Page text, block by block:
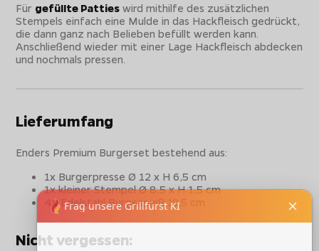
Für gefüllte Patties wird mithilfe des zusätzlichen
Stempels einfach eine Mulde in das Hackfleisch gedrückt,
die dann ganz nach Belieben befüllt werden kann.
Anschließend wieder mit einer Lage Hackfleisch abdecken
und nochmals pressen.
Lieferumfang
Enders Premium Burgerset bestehend aus:
1x Burgerpresse Ø 12 x H 6,5 cm
1x kleiner Stempel Ø 8,5 x H 1,5 cm
4x Edelstahl Burgespieß 19,5 cm
Nicht vergessen: